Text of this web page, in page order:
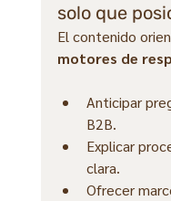
solo que
El contenido
motores de
Anticipar
B2B.
Explicar
clara.
Ofrecer